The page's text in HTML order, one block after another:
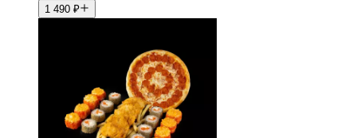
1 490 ₽